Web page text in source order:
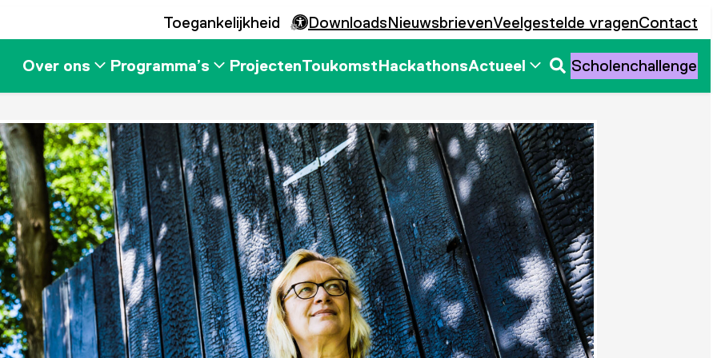
Toegankelijkheid DownloadsNieuwsbrievenVeelgestelde vragenContact
Over ons Programma’s ProjectenToukomstHackathonsActueel
Zoeken
openen
Scholenchallenge